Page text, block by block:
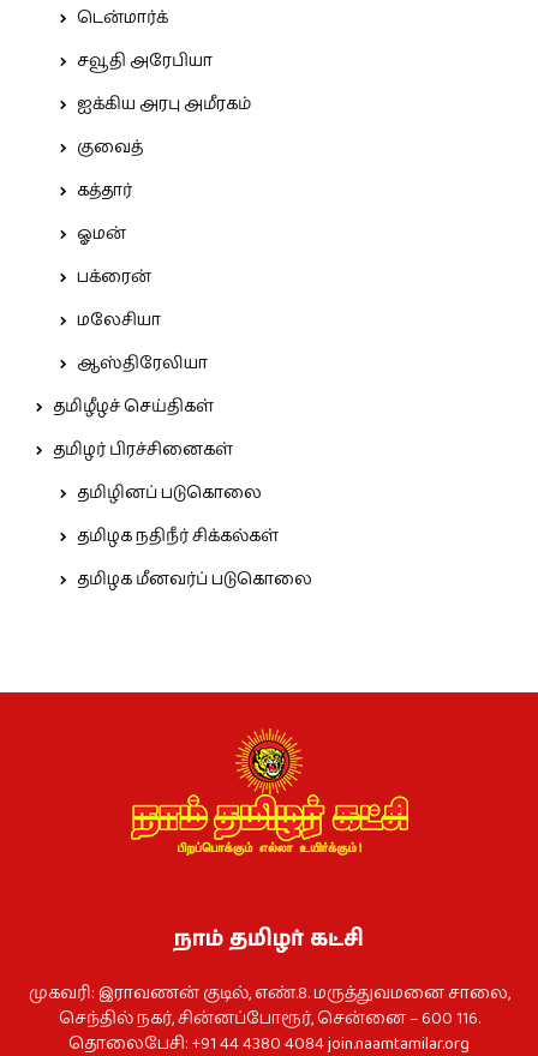
டென்மார்க்
சவூதி அரேபியா
ஐக்கிய அரபு அமீரகம்
குவைத்
கத்தார்
ஓமன்
பக்ரைன்
மலேசியா
ஆஸ்திரேலியா
தமிழீழச் செய்திகள்
தமிழர் பிரச்சினைகள்
தமிழினப் படுகொலை
தமிழக நதிநீர் சிக்கல்கள்
தமிழக மீனவர்ப் படுகொலை
நாம் தமிழர் கட்சி
முகவரி: இராவணன் குடில், எண்.8. மருத்துவமனை சாலை,
செந்தில் நகர், சின்னப்போரூர், சென்னை – 600 116.
தொலைபேசி: +91 44 4380 4084join.naamtamilar.org